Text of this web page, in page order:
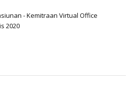
- Kemitraan Virtual Office
2020